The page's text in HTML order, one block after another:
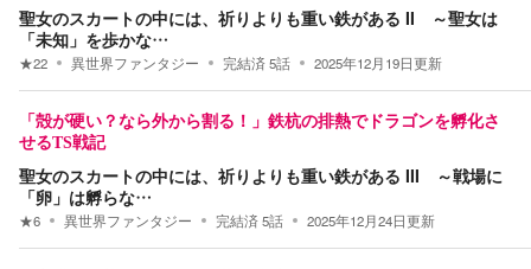
聖女のスカートの中には、祈りよりも重い鉄がある II ～聖女は
「未知」を歩かな…
★22 異世界ファンタジー 完結済5話 2025年12月19日更新
「殻が硬い？なら外から割る！」鉄杭の排熱でドラゴンを孵化さ
せるTS戦記
聖女のスカートの中には、祈りよりも重い鉄がある III ～戦場に
「卵」は孵らな…
★6 異世界ファンタジー 完結済5話 2025年12月24日更新